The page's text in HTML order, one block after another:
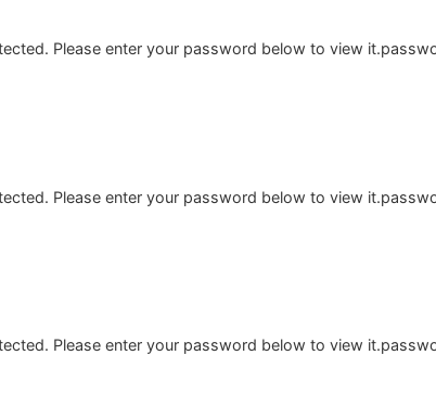
Please enter your password below to view
Please enter your password below to view
Please enter your password below to view